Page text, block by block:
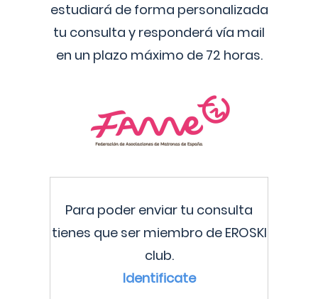
estudiará de forma personalizada
tu consulta y responderá vía mail
en un plazo máximo de 72 horas.
Para poder enviar tu consulta
tienes que ser miembro de EROSKI
club.
Identificate